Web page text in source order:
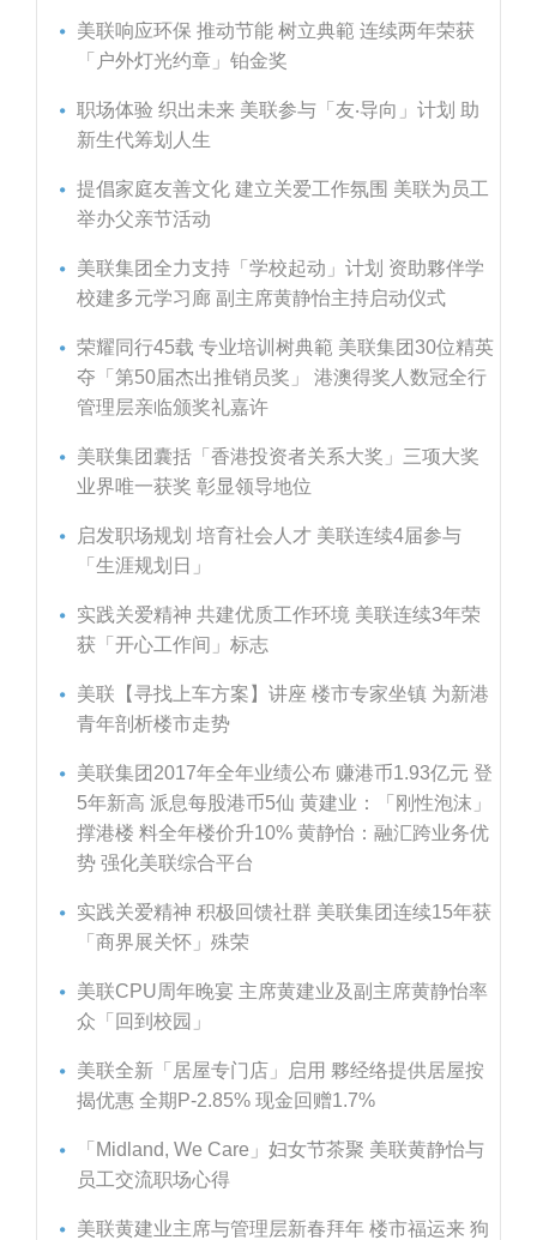
美联响应环保 推动节能 树立典範 连续两年荣获
「户外灯光约章」铂金奖
职场体验 织出未来 美联参与「友‧导向」计划 助
新生代筹划人生
提倡家庭友善文化 建立关爱工作氛围 美联为员工
举办父亲节活动
美联集团全力支持「学校起动」计划 资助夥伴学
校建多元学习廊 副主席黄静怡主持启动仪式
荣耀同行45载 专业培训树典範 美联集团30位精英
夺「第50届杰出推销员奖」 港澳得奖人数冠全行
管理层亲临颁奖礼嘉许
美联集团囊括「香港投资者关系大奖」三项大奖
业界唯一获奖 彰显领导地位
启发职场规划 培育社会人才 美联连续4届参与
「生涯规划日」
实践关爱精神 共建优质工作环境 美联连续3年荣
获「开心工作间」标志
美联【寻找上车方案】讲座 楼市专家坐镇 为新港
青年剖析楼市走势
美联集团2017年全年业绩公布 赚港币1.93亿元 登
5年新高 派息每股港币5仙 黄建业：「刚性泡沫」
撑港楼 料全年楼价升10% 黄静怡：融汇跨业务优
势 强化美联综合平台
实践关爱精神 积极回馈社群 美联集团连续15年获
「商界展关怀」殊荣
美联CPU周年晚宴 主席黄建业及副主席黄静怡率
众「回到校园」
美联全新「居屋专门店」启用 夥经络提供居屋按
揭优惠 全期P-2.85% 现金回赠1.7%
「Midland, We Care」妇女节茶聚 美联黄静怡与
员工交流职场心得
美联黄建业主席与管理层新春拜年 楼市福运来 狗